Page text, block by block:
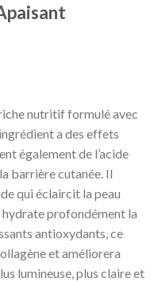
nutritif formulé avec
a des effets
également de l’acide
barrière cutanée. Il
qui éclaircit la peau
hydrate profondément la
antioxydants, ce
et améliorera
lumineuse, plus claire et